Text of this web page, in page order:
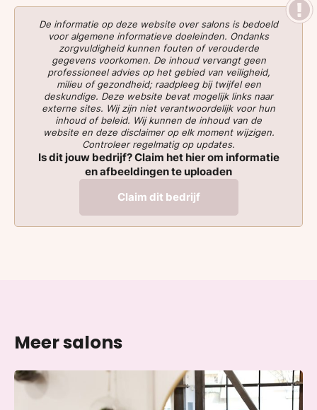
De informatie op deze website over salons is bedoeld
voor algemene informatieve doeleinden. Ondanks
zorgvuldigheid kunnen fouten of verouderde
gegevens voorkomen. De inhoud vervangt geen
professioneel advies op het gebied van veiligheid,
milieu of gezondheid; raadpleeg bij twijfel een
deskundige. Deze website bevat mogelijk links naar
externe sites. Wij zijn niet verantwoordelijk voor hun
inhoud of beleid. Wij kunnen de inhoud van de
website en deze disclaimer op elk moment wijzigen.
Controleer regelmatig op updates.
Is dit jouw bedrijf? Claim het hier om informatie
en afbeeldingen te uploaden
Claim dit bedrijf
Meer salons